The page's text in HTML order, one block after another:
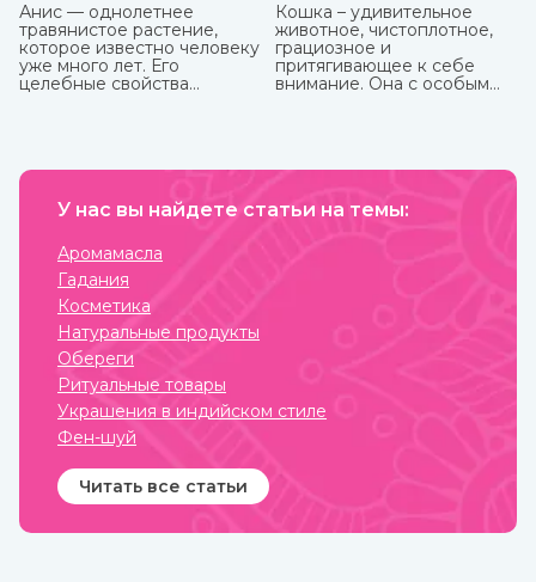
Анис — однолетнее
травянистое растение,
которое известно человеку
уже много лет. Его
целебные свойства
Кошка – удивительное
животное, чистоплотное,
грациозное и
притягивающее к себе
внимание. Она с особым
У нас вы найдете статьи на темы:
Аромамасла
Гадания
Косметика
Натуральные продукты
Обереги
Ритуальные товары
Украшения в индийском стиле
Фен-шуй
Читать все статьи